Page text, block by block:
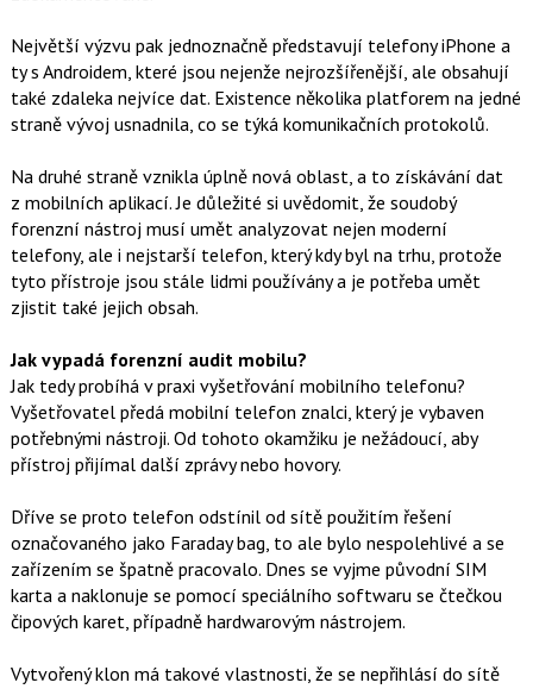
Největší výzvu pak jednoznačně představují telefony iPhone a
ty s Androidem, které jsou nejenže nejrozšířenější, ale obsahují
také zdaleka nejvíce dat. Existence několika platforem na jedné
straně vývoj usnadnila, co se týká komunikačních protokolů.
Na druhé straně vznikla úplně nová oblast, a to získávání dat
z mobilních aplikací. Je důležité si uvědomit, že soudobý
forenzní nástroj musí umět analyzovat nejen moderní
telefony, ale i nejstarší telefon, který kdy byl na trhu, protože
tyto přístroje jsou stále lidmi používány a je potřeba umět
zjistit také jejich obsah.
Jak vypadá forenzní audit mobilu?
Jak tedy probíhá v praxi vyšetřování mobilního telefonu?
Vyšetřovatel předá mobilní telefon znalci, který je vybaven
potřebnými nástroji. Od tohoto okamžiku je nežádoucí, aby
přístroj přijímal další zprávy nebo hovory.
Dříve se proto telefon odstínil od sítě použitím řešení
označovaného jako Faraday bag, to ale bylo nespolehlivé a se
zařízením se špatně pracovalo. Dnes se vyjme původní SIM
karta a naklonuje se pomocí speciálního softwaru se čtečkou
čipových karet, případně hardwarovým nástrojem.
Vytvořený klon má takové vlastnosti, že se nepřihlásí do sítě